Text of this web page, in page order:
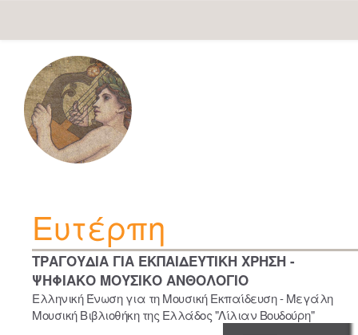
navigation
Ευτέρπη
ΤΡΑΓΟΥΔΙΑ ΓΙΑ ΕΚΠΑΙΔΕΥΤΙΚΗ ΧΡΗΣΗ -
ΨΗΦΙΑΚΟ ΜΟΥΣΙΚΟ ΑΝΘΟΛΟΓΙΟ
Ελληνική Ένωση για τη Μουσική Εκπαίδευση - Μεγάλη
Μουσική Βιβλιοθήκη της Ελλάδος "Λίλιαν Βουδούρη"